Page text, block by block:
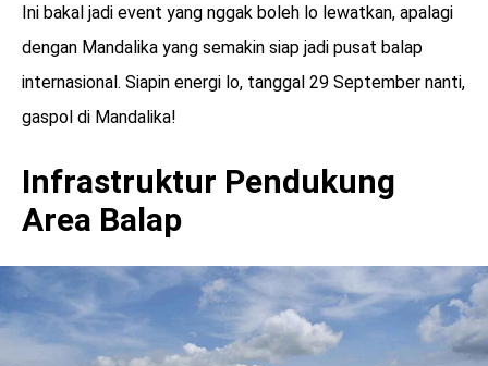
Ini bakal jadi event yang nggak boleh lo lewatkan, apalagi
dengan Mandalika yang semakin siap jadi pusat balap
internasional. Siapin energi lo, tanggal 29 September nanti,
gaspol di Mandalika!
Infrastruktur Pendukung
Area Balap